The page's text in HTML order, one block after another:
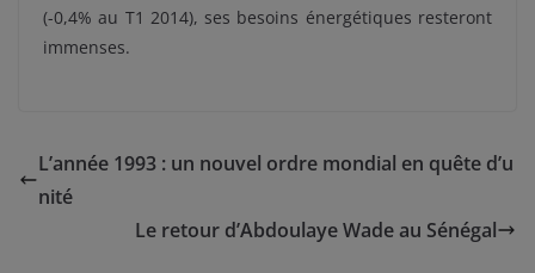
(-0,4% au T1 2014), ses besoins énergétiques resteront
immenses.
L’année 1993 : un nouvel ordre mondial en quête d’u
nité
Le retour d’Abdoulaye Wade au Sénégal